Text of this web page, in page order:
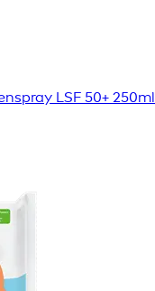
LSF 50+ 250ml